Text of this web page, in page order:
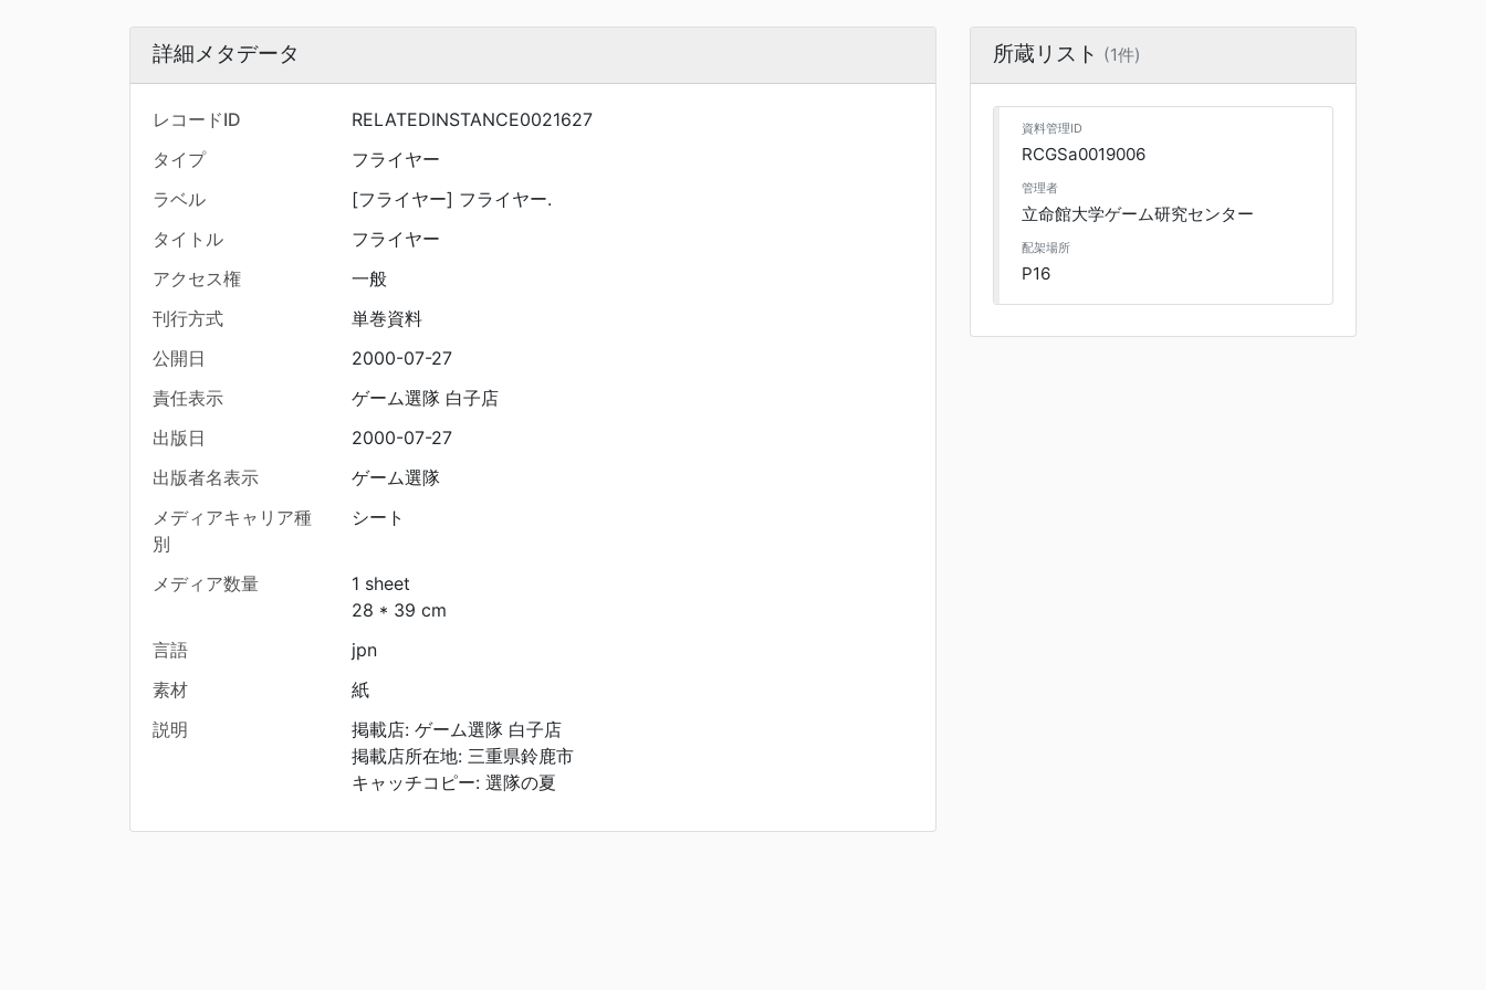
詳細メタデータ
レコードID
RELATEDINSTANCE0021627
タイプ
フライヤー
ラベル
[フライヤー] フライヤー.
タイトル
フライヤー
アクセス権
一般
刊行方式
単巻資料
公開日
2000-07-27
責任表示
ゲーム選隊 白子店
出版日
2000-07-27
出版者名表示
ゲーム選隊
メディアキャリア種
別
シート
メディア数量
1 sheet
28 * 39 cm
言語
jpn
素材
紙
説明
掲載店: ゲーム選隊 白子店
掲載店所在地: 三重県鈴鹿市
キャッチコピー: 選隊の夏
所蔵リスト (1件)
資料管理ID
RCGSa0019006
管理者
立命館大学ゲーム研究センター
配架場所
P16